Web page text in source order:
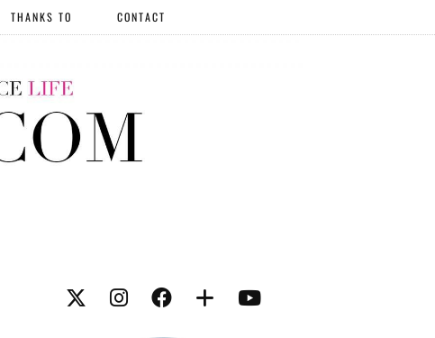
THANKS TO CONTACT